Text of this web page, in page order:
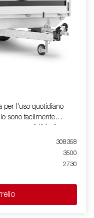
per l'uso quotidiano
sono facilmente
sue possibilità di
a pianale. I
una vasta gamma di
308358
3500
2730